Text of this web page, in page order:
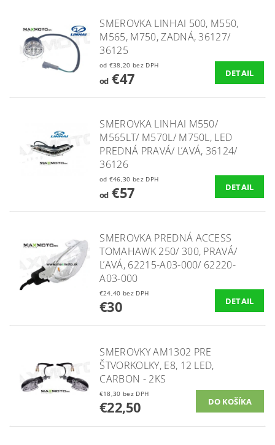
SMEROVKA LINHAI 500, M550,
M565, M750, ZADNÁ, 36127/
36125
od €38,20 bez DPH
od€47 DETAIL
SMEROVKA LINHAI M550/
M565LT/ M570L/ M750L, LED
PREDNÁ PRAVÁ/ ĽAVÁ, 36124/
36126
od €46,30 bez DPH
od€57 DETAIL
SMEROVKA PREDNÁ ACCESS
TOMAHAWK 250/ 300, PRAVÁ/
ĽAVÁ, 62215-A03-000/ 62220-
A03-000
€24,40 bez DPH
€30 DETAIL
SMEROVKY AM1302 PRE
ŠTVORKOLKY, E8, 12 LED,
CARBON - 2KS
€18,30 bez DPH
€22,50